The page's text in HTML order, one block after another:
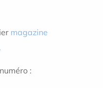
magazine
: